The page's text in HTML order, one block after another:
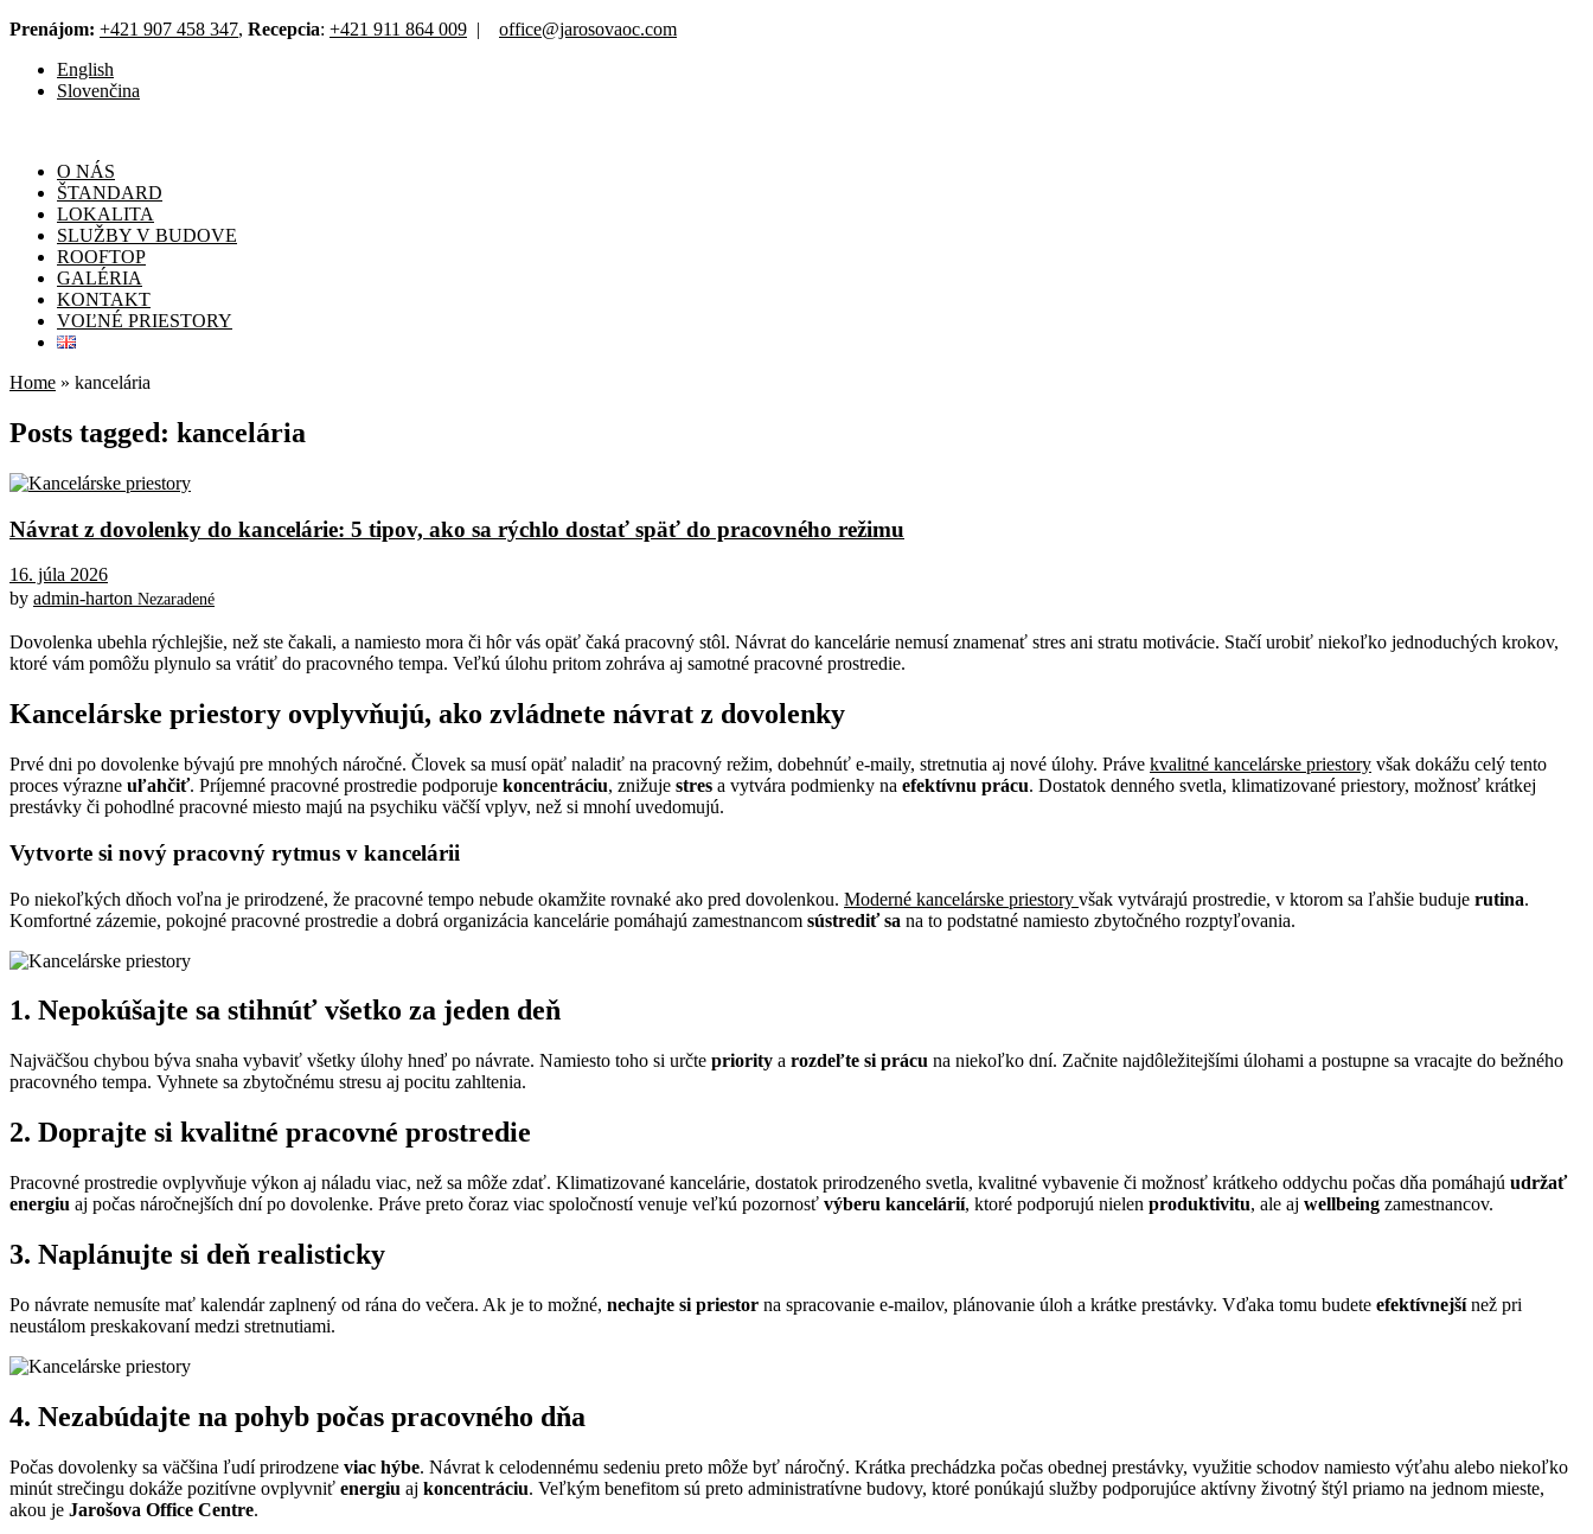
Prenájom: +421 907 458 347, Recepcia: +421 911 864 009 | office@jarosovaoc.com
English
Slovenčina
O NÁS
ŠTANDARD
LOKALITA
SLUŽBY V BUDOVE
ROOFTOP
GALÉRIA
KONTAKT
VOĽNÉ PRIESTORY
Home » kancelária
Posts tagged: kancelária
Návrat z dovolenky do kancelárie: 5 tipov, ako sa rýchlo dostať späť do pracovného režimu
16. júla 2026
by admin-harton Nezaradené
Dovolenka ubehla rýchlejšie, než ste čakali, a namiesto mora či hôr vás opäť čaká pracovný stôl. Návrat do kancelárie nemusí znamenať stres ani stratu motivácie. Stačí urobiť niekoľko jednoduchých krokov,
ktoré vám pomôžu plynulo sa vrátiť do pracovného tempa. Veľkú úlohu pritom zohráva aj samotné pracovné prostredie.
Kancelárske priestory ovplyvňujú, ako zvládnete návrat z dovolenky
Prvé dni po dovolenke bývajú pre mnohých náročné. Človek sa musí opäť naladiť na pracovný režim, dobehnúť e-maily, stretnutia aj nové úlohy. Práve kvalitné kancelárske priestory však dokážu celý tento
proces výrazne uľahčiť. Príjemné pracovné prostredie podporuje koncentráciu, znižuje stres a vytvára podmienky na efektívnu prácu. Dostatok denného svetla, klimatizované priestory, možnosť krátkej
prestávky či pohodlné pracovné miesto majú na psychiku väčší vplyv, než si mnohí uvedomujú.
Vytvorte si nový pracovný rytmus v kancelárii
Po niekoľkých dňoch voľna je prirodzené, že pracovné tempo nebude okamžite rovnaké ako pred dovolenkou. Moderné kancelárske priestory však vytvárajú prostredie, v ktorom sa ľahšie buduje rutina.
Komfortné zázemie, pokojné pracovné prostredie a dobrá organizácia kancelárie pomáhajú zamestnancom sústrediť sa na to podstatné namiesto zbytočného rozptyľovania.
1. Nepokúšajte sa stihnúť všetko za jeden deň
Najväčšou chybou býva snaha vybaviť všetky úlohy hneď po návrate. Namiesto toho si určte priority a rozdeľte si prácu na niekoľko dní. Začnite najdôležitejšími úlohami a postupne sa vracajte do bežného
pracovného tempa. Vyhnete sa zbytočnému stresu aj pocitu zahltenia.
2. Doprajte si kvalitné pracovné prostredie
Pracovné prostredie ovplyvňuje výkon aj náladu viac, než sa môže zdať. Klimatizované kancelárie, dostatok prirodzeného svetla, kvalitné vybavenie či možnosť krátkeho oddychu počas dňa pomáhajú udržať
energiu aj počas náročnejších dní po dovolenke. Práve preto čoraz viac spoločností venuje veľkú pozornosť výberu kancelárií, ktoré podporujú nielen produktivitu, ale aj wellbeing zamestnancov.
3. Naplánujte si deň realisticky
Po návrate nemusíte mať kalendár zaplnený od rána do večera. Ak je to možné, nechajte si priestor na spracovanie e-mailov, plánovanie úloh a krátke prestávky. Vďaka tomu budete efektívnejšínež pri
neustálom preskakovaní medzi stretnutiami.
4. Nezabúdajte na pohyb počas pracovného dňa
Počas dovolenky sa väčšina ľudí prirodzene viac hýbe. Návrat k celodennému sedeniu preto môže byť náročný. Krátka prechádzka počas obednej prestávky, využitie schodov namiesto výťahu alebo niekoľko
minút strečingu dokáže pozitívne ovplyvniť energiu aj koncentráciu. Veľkým benefitom sú preto administratívne budovy, ktoré ponúkajú služby podporujúce aktívny životný štýl priamo na jednom mieste,
akou je Jarošova Office Centre.